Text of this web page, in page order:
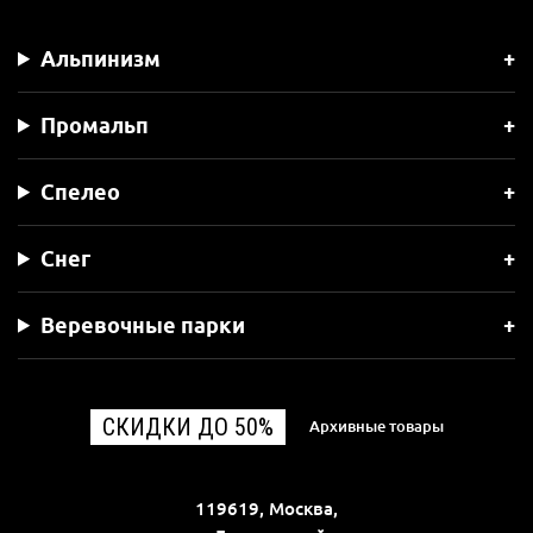
Альпинизм
Промальп
Спелео
Снег
Веревочные парки
СКИДКИ ДО 50% Архивные товары
119619, Москва,